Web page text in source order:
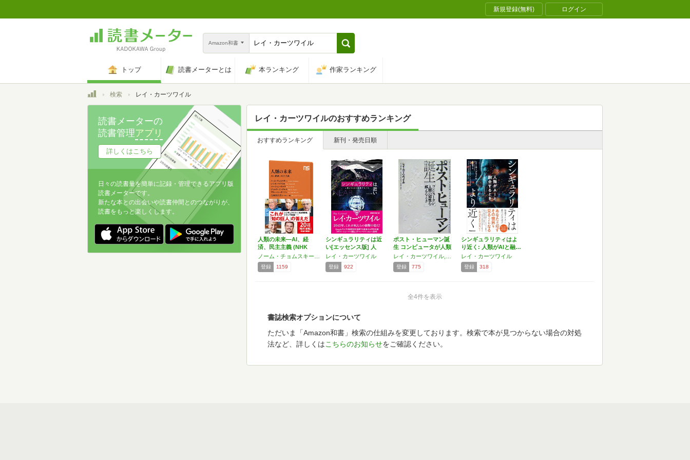
新規登録(無料) ログイン
Amazon和書
トップ 読書メーターとは 本ランキング 作家ランキング
トップ検索 レイ・カーツワイル
レイ・カーツワイルのおすすめランキング
おすすめランキング 新刊・発売日順
人類の未来―AI、経
済、民主主義 (NHK
出…
登録 1159
シンギュラリティは近
い[エッセンス版] 人
類…
レイ・カーツワイル
登録 922
ポスト・ヒューマン誕
生 コンピュータが人類
の…
登録 775
シンギュラリティはよ
り近く: 人類がAIと融…
レイ・カーツワイル
登録 318
全4件を表示
書誌検索オプションについて
ただいま「Amazon和書」検索の仕組みを変更しております。検索で本が見つからない場合の対処
法など、詳しくはこちらのお知らせをご確認ください。
読書メーターの
読書管理アプリ
詳しくはこちら
日々の読書量を簡単に記録・管理できるアプリ版
読書メーターです。
新たな本との出会いや読書仲間とのつながりが、
読書をもっと楽しくします。